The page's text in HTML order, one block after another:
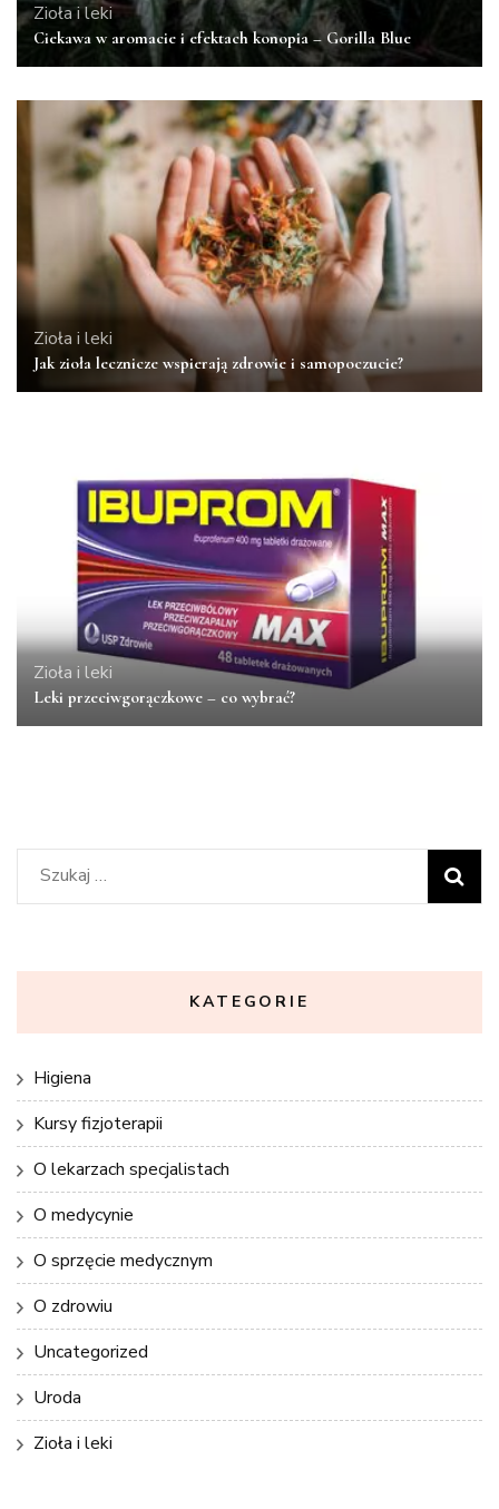
Zioła i leki
Ciekawa w aromacie i efektach konopia – Gorilla Blue
Zioła i leki
Jak zioła lecznicze wspierają zdrowie i samopoczucie?
Zioła i leki
Leki przeciwgorączkowe – co wybrać?
Szukaj:
KATEGORIE
Higiena
Kursy fizjoterapii
O lekarzach specjalistach
O medycynie
O sprzęcie medycznym
O zdrowiu
Uncategorized
Uroda
Zioła i leki